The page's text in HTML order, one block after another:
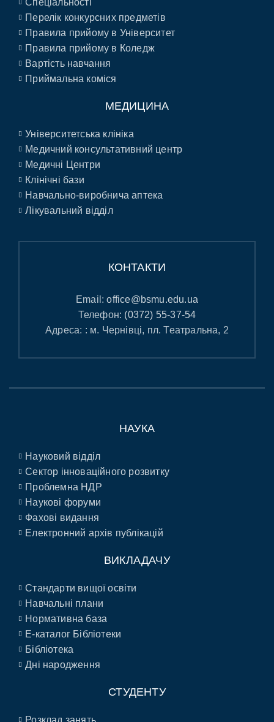
Перелік конкурсних предметів
Правила прийому в Університет
Правила прийому в Коледж
Вартість навчання
Приймальна коміся
МЕДИЦИНА
Університетська клініка
Медичний консультативний центр
Медичні Центри
Клінічні бази
Навчально-виробнича аптека
Лікувальний відділ
КОНТАКТИ
Email:office@bsmu.edu.ua
Телефон: (0372) 55-37-54
Адреса: : м. Чернівці, пл. Театральна, 2
НАУКА
Науковий відділ
Сектор інноваційного розвитку
Проблемна НДР
Наукові форуми
Фахові видання
Електронний архів публікацій
ВИКЛАДАЧУ
Стандарти вищої освіти
Навчальні плани
Нормативна база
E-каталог Бібліотеки
Бібліотека
Дні народження
СТУДЕНТУ
Розклад занять